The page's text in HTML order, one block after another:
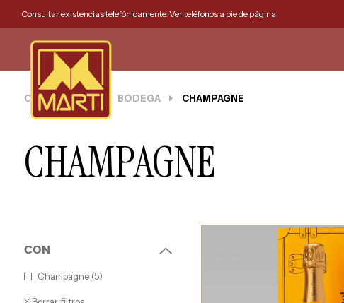
Consultar existencias telefónicamente. Ver teléfonos a pie de página
CESTAS MARTI BODEGA CHAMPAGNE
CHAMPAGNE
CON
Champagne (5)